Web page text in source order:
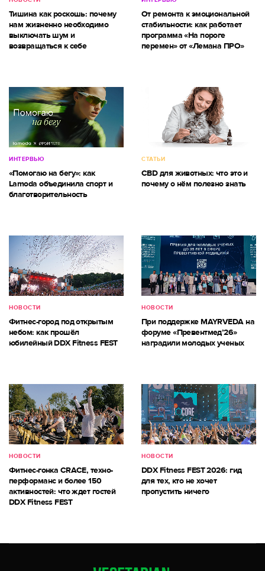
Тишина как роскошь: почему
нам жизненно необходимо
выключать шум и
возвращаться к себе
От ремонта к эмоциональной
стабильности: как работает
программа «На пороге
перемен» от «Лемана ПРО»
ИНТЕРВЬЮ
«Помогаю на бегу»: как
Lamoda объединила спорт и
благотворительность
СТАТЬИ
CBD для животных: что это и
почему о нём полезно знать
НОВОСТИ
Фитнес-город под открытым
небом: как прошёл
юбилейный DDX Fitness FEST
НОВОСТИ
При поддержке MAYRVEDA на
форуме «Превентмед’26»
наградили молодых ученых
НОВОСТИ
Фитнес-гонка CRACE, техно-
перформанс и более 150
активностей: что ждет гостей
DDX Fitness FEST
НОВОСТИ
DDX Fitness FEST 2026: гид
для тех, кто не хочет
пропустить ничего